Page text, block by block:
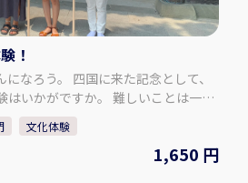
！
来た記念として、
はいかがですか。 難しいことは一切
験いただけます。 公認先達の
いレクチャーとともに、 「お遍路
文化体験
1,650 円